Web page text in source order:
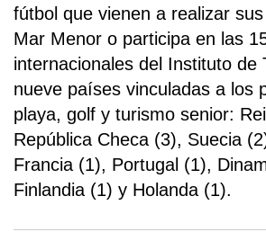
fútbol que vienen a realizar
Mar Menor o participa en las
internacionales del Instituto de
nueve países vinculadas a los
playa, golf y turismo senior:
República Checa (3), Suecia
Francia (1), Portugal (1),
Finlandia (1) y Holanda (1).